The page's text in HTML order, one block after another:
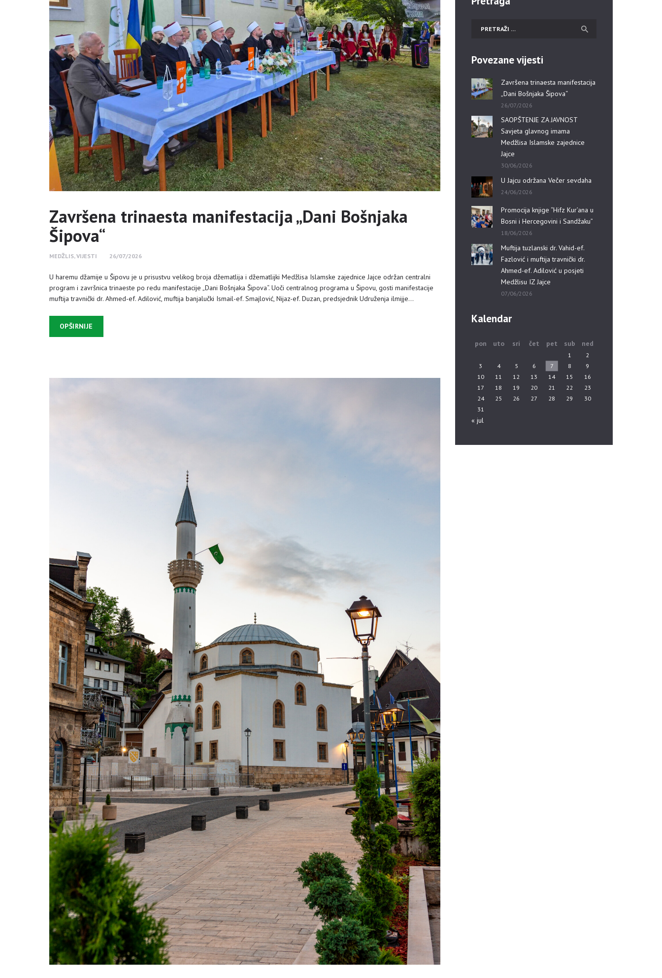
Završena trinaesta manifestacija „Dani Bošnjaka
Šipova“
MEDŽLIS,VIJESTI 26/07/2026
U haremu džamije u Šipovu je u prisustvu velikog broja džematlija i džematlijki Medžlisa Islamske zajednice Jajce održan centralni
program i završnica trinaeste po redu manifestacije „Dani Bošnjaka Šipova“. Uoči centralnog programa u Šipovu, gosti manifestacije
muftija travnički dr. Ahmed-ef. Adilović, muftija banjalučki Ismail-ef. Smajlović, Nijaz-ef. Duzan, predsjednik Udruženja ilmijje…
OPŠIRNIJE
Povezane vijesti
Završena trinaesta manifestacija
„Dani Bošnjaka Šipova“
26/07/2026
SAOPŠTENJE ZA JAVNOST
Savjeta glavnog imama
Medžlisa Islamske zajednice
Jajce
30/06/2026
U Jajcu održana Večer sevdaha
24/06/2026
Promocija knjige “Hifz Kur’ana u
Bosni i Hercegovini i Sandžaku”
18/06/2026
Muftija tuzlanski dr. Vahid-ef.
Fazlović i muftija travnički dr.
Ahmed-ef. Adilović u posjeti
Medžlisu IZ Jajce
07/06/2026
Kalendar
pon uto sri čet pet sub ned
1
2
3
4 5 6 7 8
9
10
11 12 13 14 15
16
17
18 19 20 21 22
23
24
25 26 27 28 29
30
31
« jul